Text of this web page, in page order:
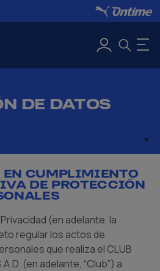
DE DATOS
CUMPLIMIENTO
DE PROTECCIÓN
(en adelante, la
regular los actos de
que realiza el CLUB
(en adelante, “Club”) a